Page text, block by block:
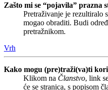
Zašto mi se “pojavila” prazna
Pretraživanje je rezultiralo
mogao obraditi. Budi
pretražnikom.
Vrh
Kako mogu (pre)traži(va)ti
Klikom na Članstvo, link
će se stranica, s popisom